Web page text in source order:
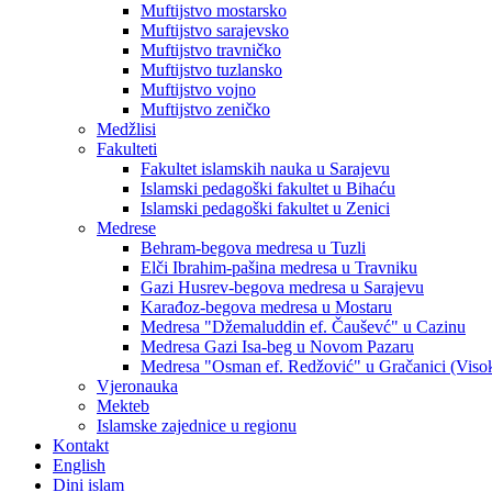
Muftijstvo mostarsko
Muftijstvo sarajevsko
Muftijstvo travničko
Muftijstvo tuzlansko
Muftijstvo vojno
Muftijstvo zeničko
Medžlisi
Fakulteti
Fakultet islamskih nauka u Sarajevu
Islamski pedagoški fakultet u Bihaću
Islamski pedagoški fakultet u Zenici
Medrese
Behram-begova medresa u Tuzli
Elči Ibrahim-pašina medresa u Travniku
Gazi Husrev-begova medresa u Sarajevu
Karađoz-begova medresa u Mostaru
Medresa "Džemaluddin ef. Čauševć" u Cazinu
Medresa Gazi Isa-beg u Novom Pazaru
Medresa "Osman ef. Redžović" u Gračanici
Vjeronauka
Mekteb
Islamske zajednice u regionu
Kontakt
English
Dini islam